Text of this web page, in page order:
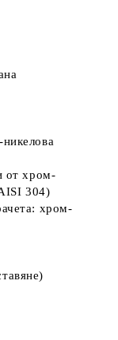
от хром-
304)
хром-